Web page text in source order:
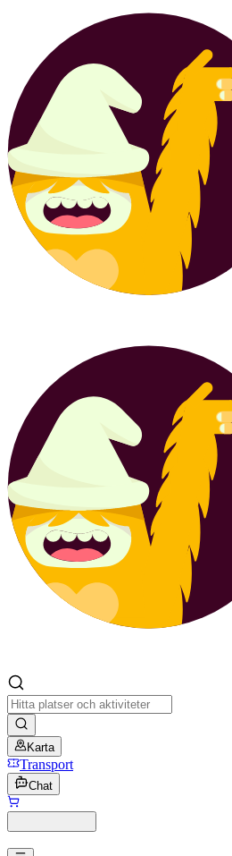
Karta
Transport
Chat